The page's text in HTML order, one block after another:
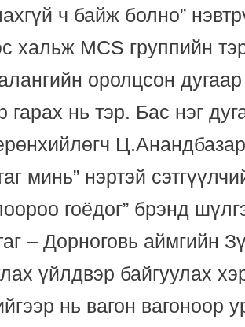
ч байж болно”
хальж MCS группийн
оролцсон дугаар
гарах нь тэр. Бас нэг
минь” нэртэй
гоёдог” брэнд
– Дорноговь аймгийн
үйлдвэр байгуулах
нь вагон вагоноор